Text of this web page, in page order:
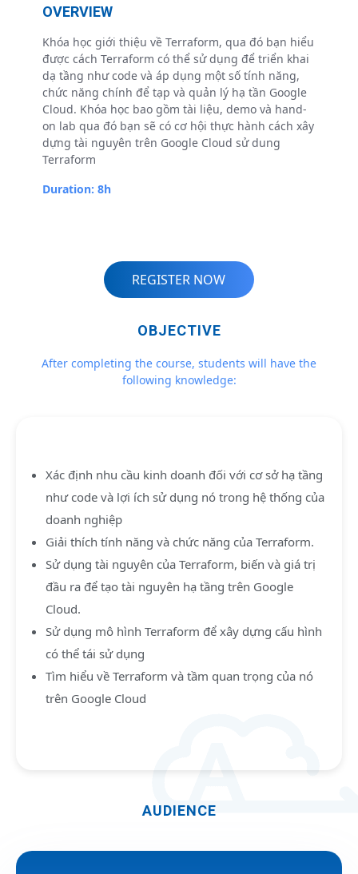
OVERVIEW
Khóa học giới thiệu về Terraform, qua đó bạn hiểu
được cách Terraform có thể sử dụng để triển khai
dạ tầng như code và áp dụng một số tính năng,
chức năng chính để tạp và quản lý hạ tần Google
Cloud. Khóa học bao gồm tài liệu, demo và hand-
on lab qua đó bạn sẽ có cơ hội thực hành cách xây
dựng tài nguyên trên Google Cloud sử dung
Terraform
Duration: 8h
REGISTER NOW
OBJECTIVE
After completing the course, students will have the
following knowledge:
Xác định nhu cầu kinh doanh đối với cơ sở hạ tầng
như code và lợi ích sử dụng nó trong hệ thống của
doanh nghiệp
Giải thích tính năng và chức năng của Terraform.
Sử dụng tài nguyên của Terraform, biến và giá trị
đầu ra để tạo tài nguyên hạ tầng trên Google
Cloud.
Sử dụng mô hình Terraform để xây dựng cấu hình
có thể tái sử dụng
Tìm hiểu về Terraform và tầm quan trọng của nó
trên Google Cloud
AUDIENCE